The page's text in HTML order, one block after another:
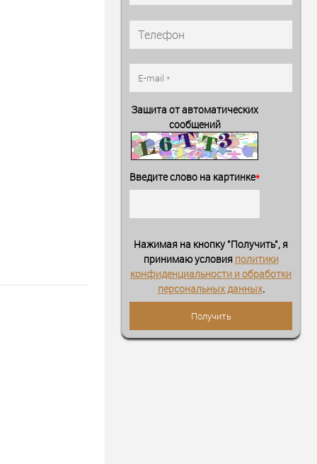
Защита от автоматических
сообщений
Введите слово на картинке*
Нажимая на кнопку "Получить", я
принимаю условия политики
конфиденциальности и обработки
персональных данных.